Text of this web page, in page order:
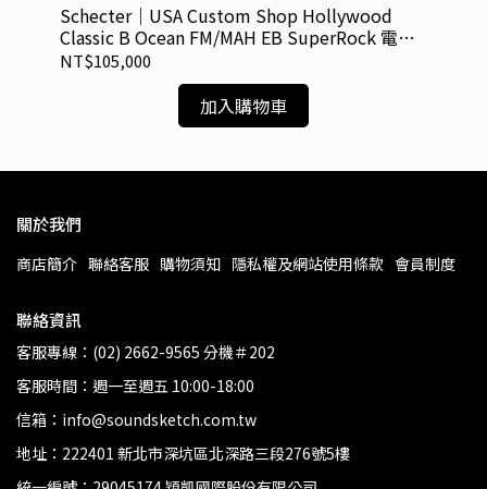
Schecter｜USA Custom Shop Hollywood
Classic B Ocean FM/MAH EB SuperRock 電吉
他
NT$105,000
加入購物車
關於我們
商店簡介 聯絡客服 購物須知 隱私權及網站使用條款 會員制度
聯絡資訊
客服專線：(02) 2662-9565 分機＃202
客服時間：週一至週五 10:00-18:00
信箱：info@soundsketch.com.tw
地址：222401 新北市深坑區北深路三段276號5樓